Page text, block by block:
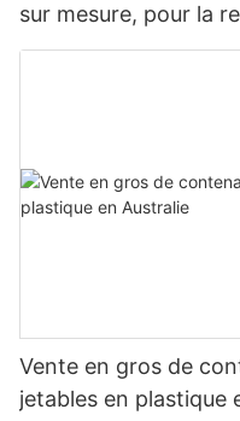
sur mesure, pour la
Vente en gros de
jetables en plastique